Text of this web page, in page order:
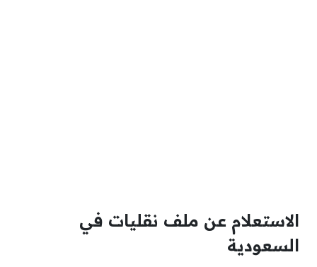
الاستعلام عن ملف نقليات في
السعودية